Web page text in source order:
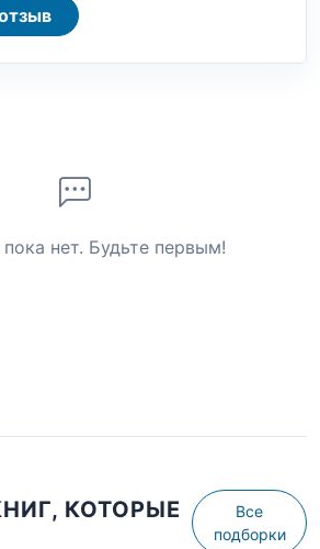
отзыв
нет. Будьте первым!
КОТОРЫЕ
Все
подборки